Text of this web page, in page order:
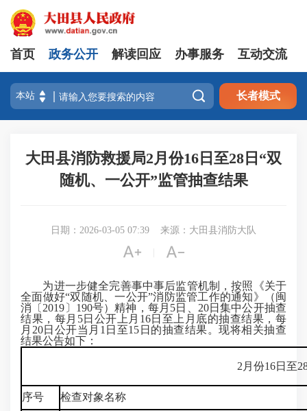
首页 政务公开 解读回应 办事服务 互动交流
 长者模式
大田县消防救援局2月份16日至28日“双
随机、一公开”监管抽查结果
日期：2026-03-05 07:39 来源：大田县消防大队
 
为进一步健全完善事中事后监管机制，按照《关于
全面做好“双随机、一公开”消防监管工作的通知》（闽
消〔2019〕190号）精神，每月5日、20日集中公开抽查
结果，每月5日公开上月16日至上月底的抽查结果，每
月20日公开当月1日至15日的抽查结果。现将相关抽查
结果公告如下：
2月份16日至
序号 检查对象名称